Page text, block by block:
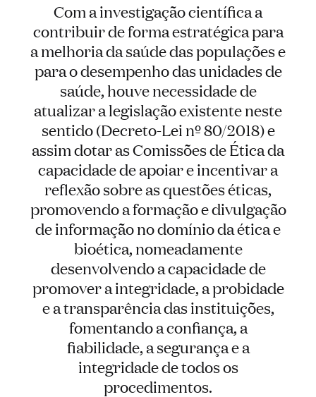
Com a investigação científica a
contribuir de forma estratégica para
a melhoria da saúde das populações e
para o desempenho das unidades de
saúde, houve necessidade de
atualizar a legislação existente neste
sentido (Decreto-Lei nº 80/2018) e
assim dotar as Comissões de Ética da
capacidade de apoiar e incentivar a
reflexão sobre as questões éticas,
promovendo a formação e divulgação
de informação no domínio da ética e
bioética, nomeadamente
desenvolvendo a capacidade de
promover a integridade, a probidade
e a transparência das instituições,
fomentando a confiança, a
fiabilidade, a segurança e a
integridade de todos os
procedimentos.